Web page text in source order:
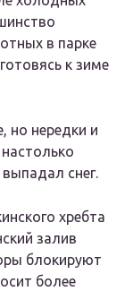
в парке
к зиме
но нередки и
снег.
хребта
залив
блокируют
более